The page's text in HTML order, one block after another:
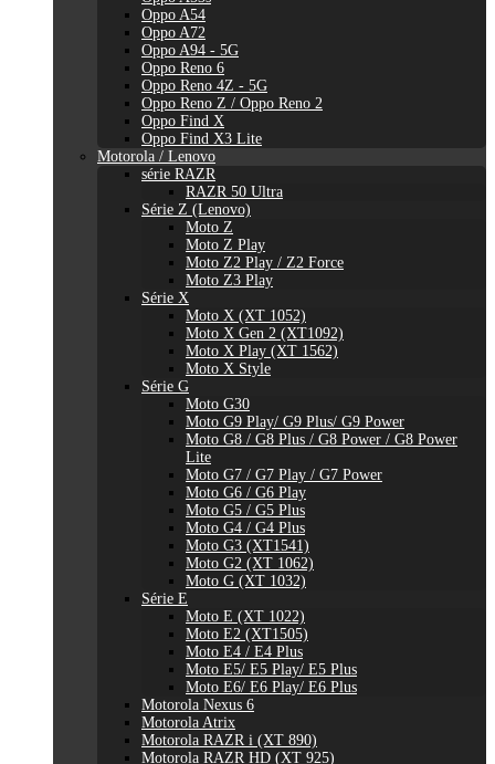
Oppo A54
Oppo A72
Oppo A94 - 5G
Oppo Reno 6
Oppo Reno 4Z - 5G
Oppo Reno Z / Oppo Reno 2
Oppo Find X
Oppo Find X3 Lite
Motorola / Lenovo
série RAZR
RAZR 50 Ultra
Série Z (Lenovo)
Moto Z
Moto Z Play
Moto Z2 Play / Z2 Force
Moto Z3 Play
Série X
Moto X (XT 1052)
Moto X Gen 2 (XT1092)
Moto X Play (XT 1562)
Moto X Style
Série G
Moto G30
Moto G9 Play/ G9 Plus/ G9 Power
Moto G8 / G8 Plus / G8 Power / G8 Power
Lite
Moto G7 / G7 Play / G7 Power
Moto G6 / G6 Play
Moto G5 / G5 Plus
Moto G4 / G4 Plus
Moto G3 (XT1541)
Moto G2 (XT 1062)
Moto G (XT 1032)
Série E
Moto E (XT 1022)
Moto E2 (XT1505)
Moto E4 / E4 Plus
Moto E5/ E5 Play/ E5 Plus
Moto E6/ E6 Play/ E6 Plus
Motorola Nexus 6
Motorola Atrix
Motorola RAZR i (XT 890)
Motorola RAZR HD (XT 925)